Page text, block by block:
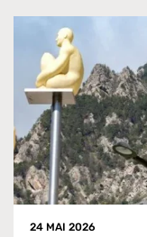
24 MAI 2026